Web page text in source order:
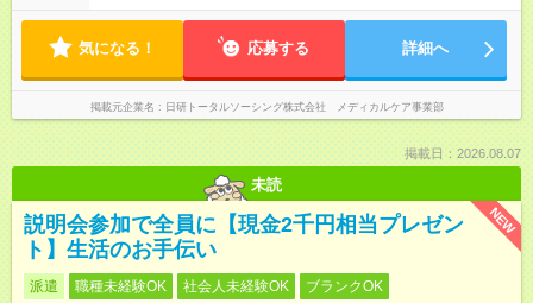
気になる！ 応募する 詳細へ
掲載元企業名 日研トータルソーシング株式会社 メディカルケア事業部
掲載日：2026.08.07
未読
NEW
説明会参加で全員に【現金2千円相当プレゼン
ト】生活のお手伝い
派遣 職種未経験OK 社会人未経験OK
ブランクOK